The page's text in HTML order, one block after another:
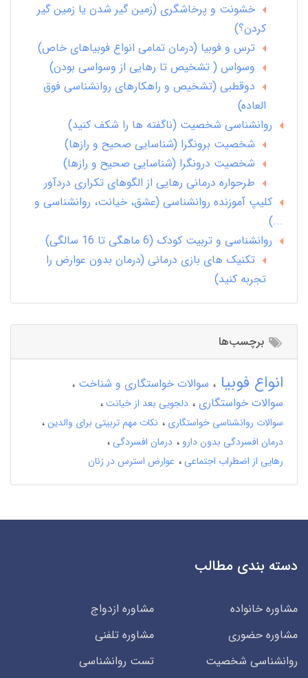
خشونت و پرخاشگری (زمین گیر شدن یا زمین گیر
کردن؟)
ترس و فوبیا (درمان تمامی انواع فوبیاهای خاص)
وسواس ( تشخیص تا رهایی از وسواسی بودن)
دوقطبی (تشخیص و راهکارهای روانشناسی فوق
العاده)
روانشناسی شخصیت (ناگفته ها را شکف کنید)
شخصیت برونگرا (شناسایی صحیح و رازها)
شخصیت درونگرا (شناسایی صحیح و رازها)
طرحواره درمانی رهایی از الگوهای تکراری دردآور
کلیپ آموزنده روانشناسی (عشق، خیانت، روانشناسی و
...)
روانشناسی و تربیت کودک (6 ماهگی تا 16 سالگی)
تکنیک های بازی درمانی (درمان بدون عوارض را
تجربه کنید)
برچسب‌ها
انواع فوبیا
سوالات خواستگاری و شناخت
سوالات خواستگاری
دلجویی بعد از خیانت
سوالات روانشناسی خواستگاری
نکات مهم تربیتی برای والدین
درمان افسردگی بدون دارو
درمان افسردگی
رهایی از اضطراب اجتماعی
عوارض استرس در زنان
دسته بندی مطالب
مشاوره خانواده
مشاوره ازدواج
مشاوره حضوری
مشاوره تلفنی
روانشناسی شخصیت
تست روانشناسی